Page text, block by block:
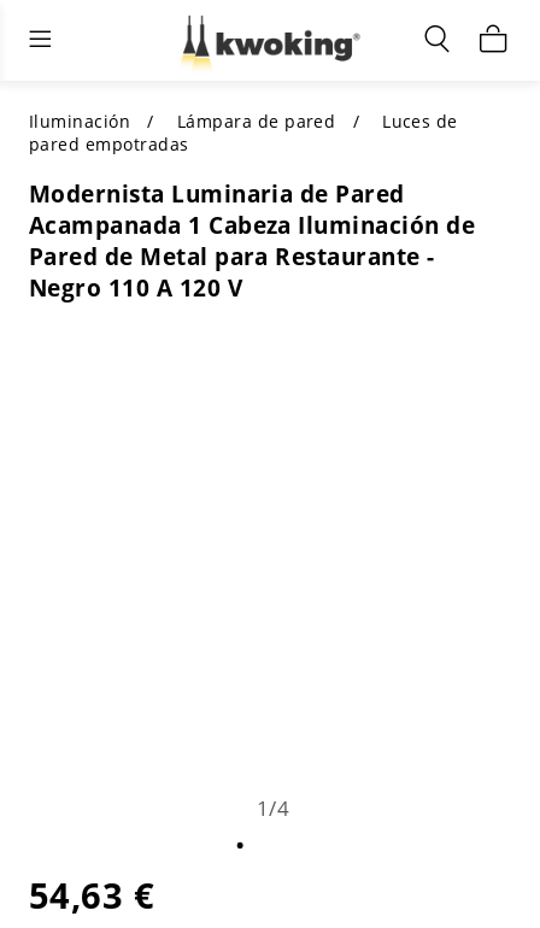
Muebles de sala de estar
TODOS LOS MUEBLES DE SALÓN
SELECCIONES DESTACADAS
COMPRAR POR ESTILO
Iluminación interior
Comprar por categoría
COMPRAR POR ESTILO
Shop by Colors
Iluminación exterior
TODA LA ILUMINACIÓN PARA
OTROS ESPACIOS
COMPRAR POR CATEGORÍA
COMPRAR POR ESTILO
Iluminación Lámpara de pared
Luces de
pared empotradas
Modernista Luminaria de Pared
Acampanada 1 Cabeza Iluminación de
Pared de Metal para Restaurante -
Negro 110 A 120 V
1/4
54,63 €